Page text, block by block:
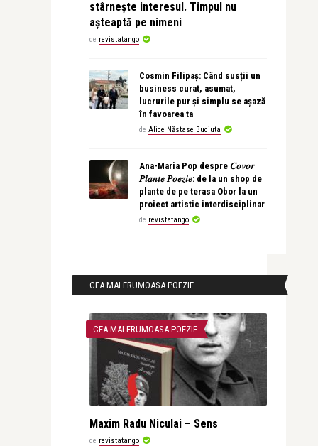
stârnește interesul. Timpul nu
așteaptă pe nimeni
de revistatango
Cosmin Filipaș: Când susții un
business curat, asumat,
lucrurile pur și simplu se așază
în favoarea ta
de Alice Năstase Buciuta
Ana-Maria Pop despre 𝐶𝑜𝑣𝑜𝑟
𝑃𝑙𝑎𝑛𝑡𝑒 𝑃𝑜𝑒𝑧𝑖𝑒: de la un shop de
plante de pe terasa Obor la un
proiect artistic interdisciplinar
de revistatango
CEA MAI FRUMOASA POEZIE
CEA MAI FRUMOASA POEZIE
Maxim Radu Niculai – Sens
de revistatango